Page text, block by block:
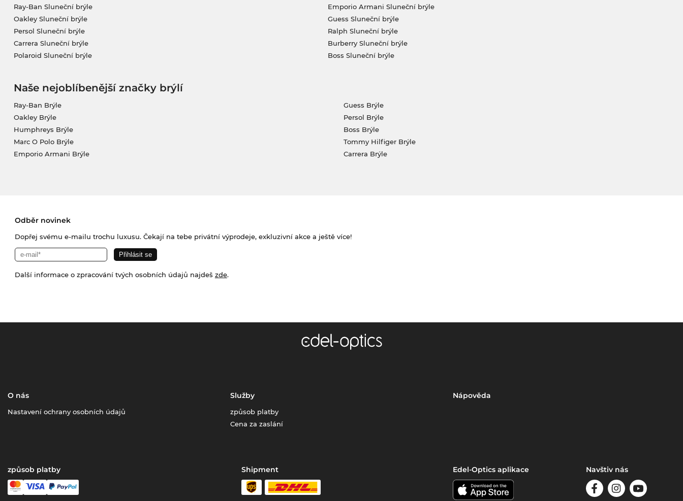
Ray-Ban Sluneční brýle
Oakley Sluneční brýle
Persol Sluneční brýle
Carrera Sluneční brýle
Polaroid Sluneční brýle
Emporio Armani Sluneční brýle
Guess Sluneční brýle
Ralph Sluneční brýle
Burberry Sluneční brýle
Boss Sluneční brýle
Naše nejoblíbenější značky brýlí
Ray-Ban Brýle
Oakley Brýle
Humphreys Brýle
Marc O Polo Brýle
Emporio Armani Brýle
Guess Brýle
Persol Brýle
Boss Brýle
Tommy Hilfiger Brýle
Carrera Brýle
Odběr novinek
Dopřej svému e-mailu trochu luxusu. Čekají na tebe privátní výprodeje, exkluzivní akce a ještě více!
Další informace o zpracování tvých osobních údajů najdeš zde.
O nás
Nastavení ochrany osobních údajů
Služby
způsob platby
Cena za zaslání
Nápověda
způsob platby Shipment Edel-Optics aplikace Navštiv nás